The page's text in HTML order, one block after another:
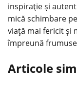
inspirație și
mică schimbare
viață mai fericit și
împreună
Articole